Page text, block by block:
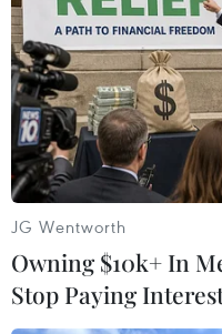
#Eurozone #Ngân
#Quỹ Tiền tệ Quốc tế
Theo dõi VietnamPlus
JG Wentworth
Owning $10k+ In
Stop Paying